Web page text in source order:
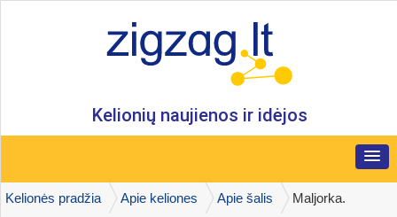
Kelionių naujienos ir idėjos
Kelionės pradžia Apie keliones Apie šalis Maljorka.